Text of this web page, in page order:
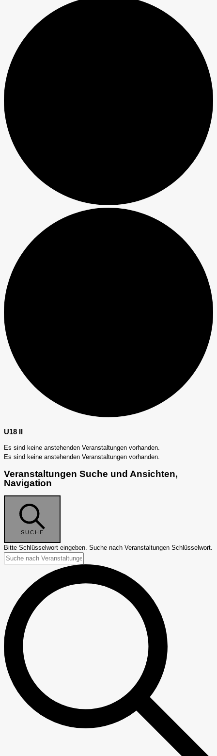
U18 II
Es sind keine anstehenden Veranstaltungen vorhanden.
Es sind keine anstehenden Veranstaltungen vorhanden.
Veranstaltungen Suche und Ansichten,
Navigation
SUCHE
Bitte Schlüsselwort eingeben. Suche nach Veranstaltungen Schlüsselwort.